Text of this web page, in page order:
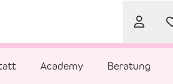
Academy Beratung